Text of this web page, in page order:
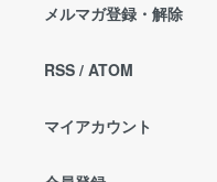
メルマガ登録・解除
RSS / ATOM
マイアカウント